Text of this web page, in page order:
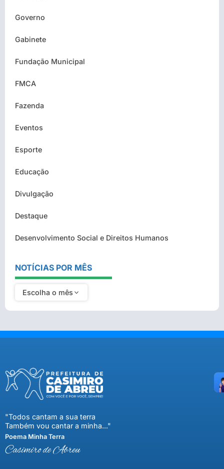
Governo
Gabinete
Fundação Municipal
FMCA
Fazenda
Eventos
Esporte
Educação
Divulgação
Destaque
Desenvolvimento Social e Direitos Humanos
NOTÍCIAS POR MÊS
Escolha o mês
"Todos cantam a sua terra
Também vou cantar a minha..."
Poema Minha Terra
Casimiro de Abreu